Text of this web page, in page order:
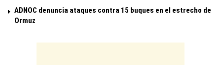
ADNOC denuncia ataques contra 15 buques en el estrecho de
Ormuz